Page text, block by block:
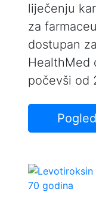
liječenju
za
dostupan
HealthMed
počevši od